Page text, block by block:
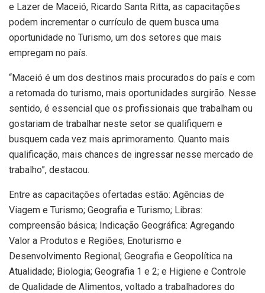
e Lazer de Maceió, Ricardo Santa Ritta, as capacitações
podem incrementar o currículo de quem busca uma
oportunidade no Turismo, um dos setores que mais
empregam no país.
“Maceió é um dos destinos mais procurados do país e com
a retomada do turismo, mais oportunidades surgirão. Nesse
sentido, é essencial que os profissionais que trabalham ou
gostariam de trabalhar neste setor se qualifiquem e
busquem cada vez mais aprimoramento. Quanto mais
qualificação, mais chances de ingressar nesse mercado de
trabalho”, destacou.
Entre as capacitações ofertadas estão: Agências de
Viagem e Turismo; Geografia e Turismo; Libras:
compreensão básica; Indicação Geográfica: Agregando
Valor a Produtos e Regiões; Enoturismo e
Desenvolvimento Regional; Geografia e Geopolítica na
Atualidade; Biologia; Geografia 1 e 2; e Higiene e Controle
de Qualidade de Alimentos, voltado a trabalhadores do